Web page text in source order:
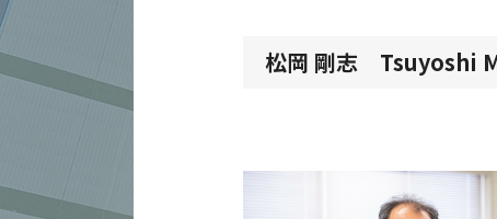
松岡 剛志 Tsuyoshi